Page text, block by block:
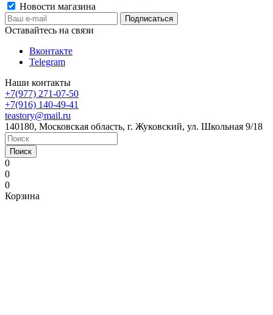
Новости магазина
Оставайтесь на связи
Вконтакте
Telegram
Наши контакты
+7(977) 271-07-50
+7(916) 140-49-41
teastory@mail.ru
140180, Московская область, г. Жуковский, ул. Школьная 9/18
Поиск
0
0
0
Корзина